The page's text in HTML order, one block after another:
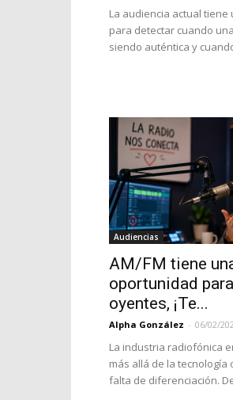
La audiencia actual
para detectar cuando
siendo auténtica y
Audiencias
AM/FM tiene
oportunidad
oyentes, ¡Te...
Alpha González - 06/02/
La industria radiofónica
más allá de la tecnología
falta de diferenciación.